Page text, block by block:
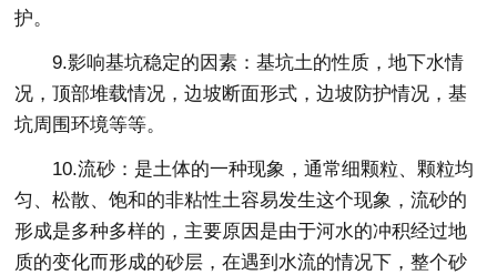
护。
9.影响基坑稳定的因素：基坑土的性质，地下水情
况，顶部堆载情况，边坡断面形式，边坡防护情况，基
坑周围环境等等。
10.流砂：是土体的一种现象，通常细颗粒、颗粒均
匀、松散、饱和的非粘性土容易发生这个现象，流砂的
形成是多种多样的，主要原因是由于河水的冲积经过地
质的变化而形成的砂层，在遇到水流的情况下，整个砂